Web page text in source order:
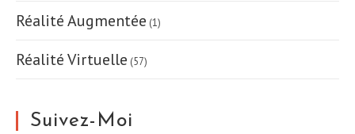
Réalité Augmentée (1)
Réalité Virtuelle (57)
Suivez-Moi